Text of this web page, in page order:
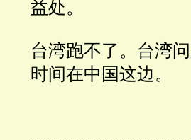
益处。
台湾跑不了。台湾
时间在中国这边。